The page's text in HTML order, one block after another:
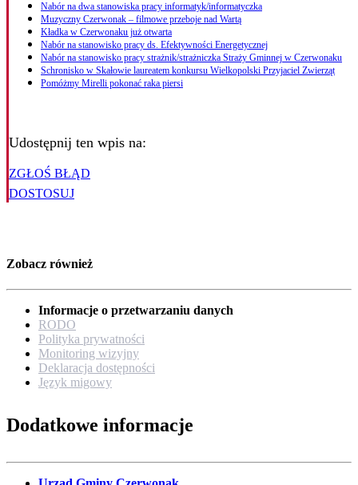
Nabór na dwa stanowiska pracy informatyk/informatyczka
Muzyczny Czerwonak – filmowe przeboje nad Wartą
Kładka w Czerwonaku już otwarta
Nabór na stanowisko pracy ds. Efektywności Energetycznej
Nabór na stanowisko pracy strażnik/strażniczka Straży Gminnej w Czerwonaku
Schronisko w Skałowie laureatem konkursu Wielkopolski Przyjaciel Zwierząt
Pomóżmy Mirelli pokonać raka piersi
Udostępnij ten wpis na:
ZGŁOŚ BŁĄD
DOSTOSUJ
Zobacz również
Informacje o przetwarzaniu danych
RODO
Polityka prywatności
Monitoring wizyjny
Deklaracja dostępności
Język migowy
Dodatkowe informacje